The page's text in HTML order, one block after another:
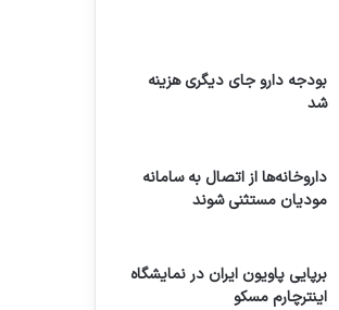
بودجه دارو جای دیگری هزینه
شد
داروخانه‌ها از اتصال به سامانه
مودیان مستثنی شوند
برپایی پاویون ایران در نمایشگاه
اینترچارم مسکو